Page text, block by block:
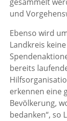
und
Ebenso wird
Landkreis
bereits
erkennen eine
Bevölkerung,
bedanken“, so